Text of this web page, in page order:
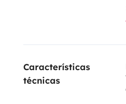
Características
técnicas